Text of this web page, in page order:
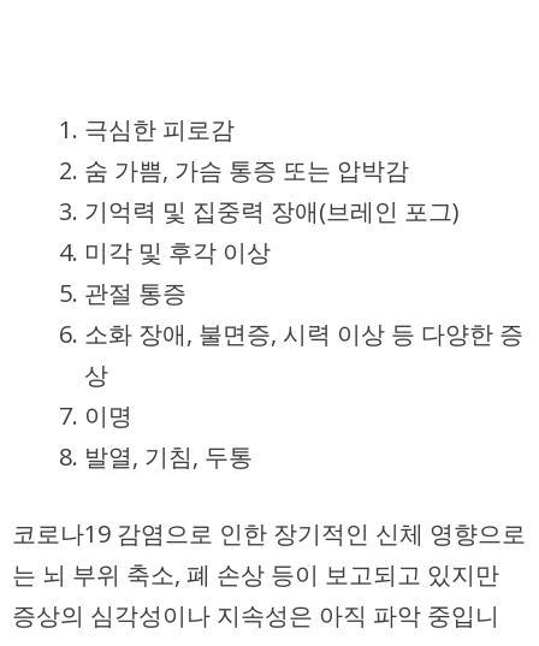
극심한 피로감
숨 가쁨, 가슴 통증 또는 압박감
기억력 및 집중력 장애(브레인 포그)
미각 및 후각 이상
관절 통증
소화 장애, 불면증, 시력 이상 등 다양한 증
상
이명
발열, 기침, 두통
코로나19 감염으로 인한 장기적인 신체 영향으로
는 뇌 부위 축소, 폐 손상 등이 보고되고 있지만
증상의 심각성이나 지속성은 아직 파악 중입니